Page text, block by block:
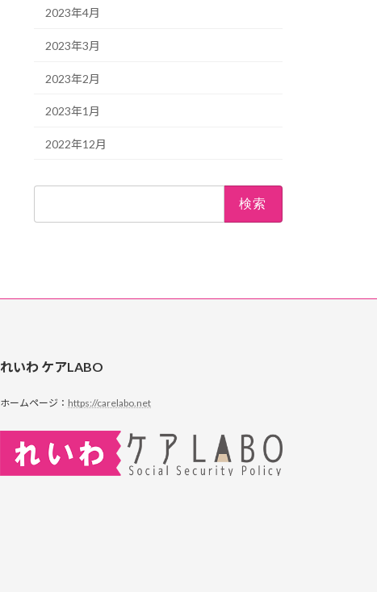
2023年4月
2023年3月
2023年2月
2023年1月
2022年12月
れいわ ケアLABO
ホームページ： https://carelabo.net